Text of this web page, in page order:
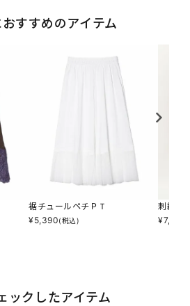
すすめのアイテム
裾チュールペチＰＴ
¥5,390(税込)
刺繍の
¥7,590
ックしたアイテム